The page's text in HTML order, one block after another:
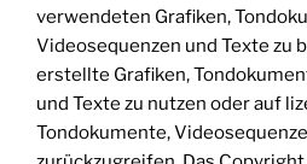
verwendeten Grafiken,
Videosequenzen und Texte zu
erstellte Grafiken,
und Texte zu nutzen oder auf
Tondokumente,